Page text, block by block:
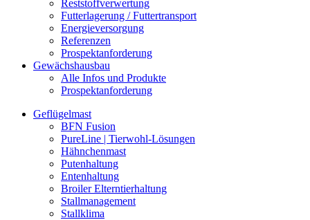
Reststoffverwertung
Futterlagerung / Futtertransport
Energieversorgung
Referenzen
Prospektanforderung
Gewächshausbau
Alle Infos und Produkte
Prospektanforderung
Geflügelmast
BFN Fusion
PureLine | Tierwohl-Lösungen
Hähnchenmast
Putenhaltung
Entenhaltung
Broiler Elterntierhaltung
Stallmanagement
Stallklima